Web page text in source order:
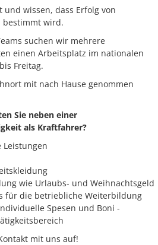
wissen, dass Erfolg von
wird.
suchen wir mehrere
einen Arbeitsplatz im nationalen
Freitag.
mit nach Hause genommen
Sie neben einer
als Kraftfahrer?
Leistungen
wie Urlaubs- und Weihnachtsgeld
für die betriebliche Weiterbildung
Spesen und Boni -
mit uns auf!